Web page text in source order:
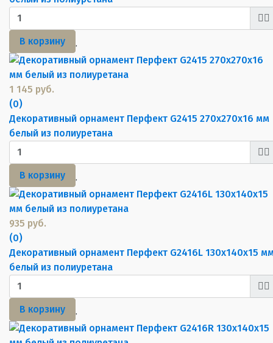
В корзину
1 145 руб.
(0)
Декоративный орнамент Перфект G2415 270х270х16 мм
белый из полиуретана
В корзину
935 руб.
(0)
Декоративный орнамент Перфект G2416L 130х140х15
белый из полиуретана
В корзину